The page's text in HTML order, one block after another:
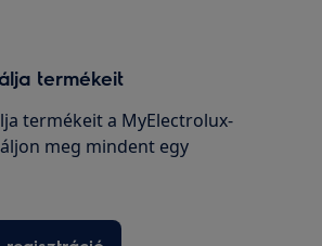
termékeit
termékeit a MyElectrolux-
meg mindent egy